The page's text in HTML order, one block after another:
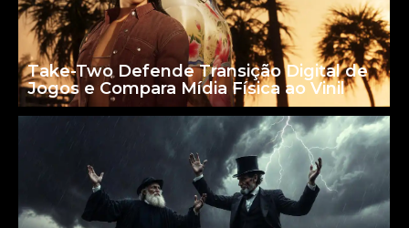
Take-Two Defende Transição Digital de
Jogos e Compara Mídia Física ao Vinil